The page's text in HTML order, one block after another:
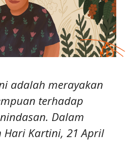
adalah merayakan
terhadap
Dalam
Hari Kartini, 21 April